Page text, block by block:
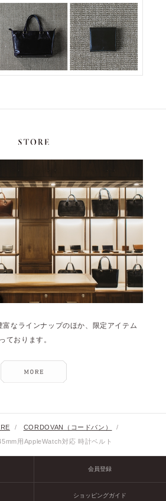
なラインナップのほか、限定アイテム
ております。
/ CORDOVAN（コードバン）
/
用AppleWatch対応 時計ベルト
会員登録
ショッピングガイド